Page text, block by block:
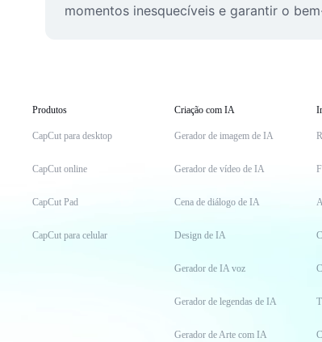
momentos inesquecíveis e garantir o
Produtos
CapCut para desktop
CapCut online
CapCut Pad
CapCut para celular
Criação com IA
Gerador de imagem de IA
Gerador de vídeo de IA
Cena de diálogo de IA
Design de IA
Gerador de IA voz
Gerador de legendas de IA
Gerador de Arte com IA